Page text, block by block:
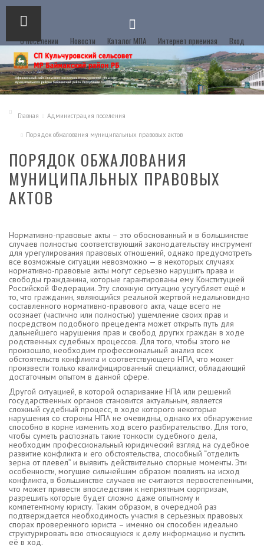
О поселении Новости Каталог МПА Интернет приемная Вход
Главная Администрация поселения
Порядок обжалования муниципальных правовых актов
ПОРЯДОК ОБЖАЛОВАНИЯ
МУНИЦИПАЛЬНЫХ ПРАВОВЫХ
АКТОВ
Нормативно-правовые акты – это обоснованный и в большинстве
случаев полностью соответствующий законодательству инструмент
для урегулирования правовых отношений, однако предусмотреть
все возможные ситуации невозможно — в некоторых случаях
нормативно-правовые акты могут серьезно нарушить права и
свободы гражданина, которые гарантированы ему Конституцией
Российской Федерации. Эту сложную ситуацию усугубляет ещё и
то, что гражданин, являющийся реальной жертвой недальновидно
составленного нормативно-правового акта, чаще всего не
осознает (частично или полностью) ущемление своих прав и
посредством подобного прецедента может открыть путь для
дальнейшего нарушения прав и свобод других граждан в ходе
родственных судебных процессов. Для того, чтобы этого не
произошло, необходим профессиональный анализ всех
обстоятельств конфликта и соответствующего НПА, что может
произвести только квалифицированный специалист, обладающий
достаточным опытом в данной сфере.
Другой ситуацией, в которой оспаривание НПА или решений
государственных органов становится актуальным, является
сложный судебный процесс, в ходе которого некоторые
нарушения со стороны НПА не очевидны, однако их обнаружение
способно в корне изменить ход всего разбирательство. Для того,
чтобы суметь распознать такие тонкости судебного дела,
необходим профессиональный юридический взгляд на судебное
развитие конфликта и его обстоятельства, способный “отделить
зерна от плевел” и выявить действительно спорные моменты. Эти
особенности, могущие сильнейшим образом повлиять на исход
конфликта, в большинстве случаев не считаются первостепенными,
что может привести впоследствии к неприятным сюрпризам,
разрешить которые будет сложно даже опытному и
компетентному юристу. Таким образом, в очередной раз
подтверждается необходимость участия в серьезных правовых
спорах проверенного юриста – именно он способен идеально
структурировать всю относящуюся к делу информацию и пустить
её в ход.